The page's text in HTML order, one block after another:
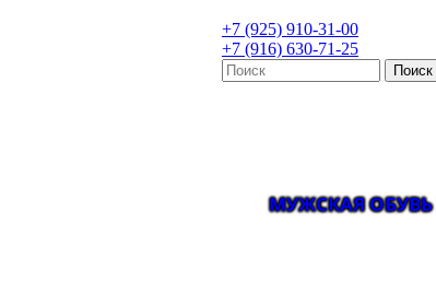
+7 (925) 910-31-00
+7 (916) 630-71-25
МУЖСКАЯ ОБУВЬ